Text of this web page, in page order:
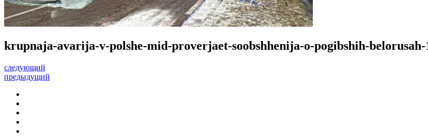
krupnaja-avarija-v-polshe-mid-proverjaet-soobshhenija-o-pogibshih-belorusah-
следующий
предыдущий